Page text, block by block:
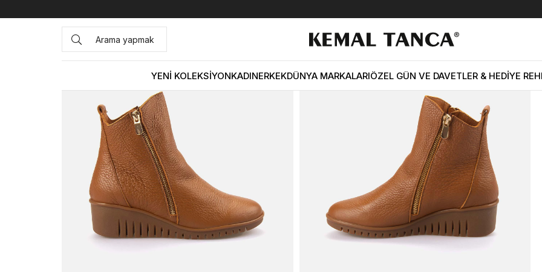
YENİ KOLEKSİYONKADINERKEKDÜNYA MARKALARIÖZEL GÜN VE DAVETLER & HEDİYE
Anasayfa KADIN BOT&ÇİZME Günlük Bot Rouge Kadın Bot 1968